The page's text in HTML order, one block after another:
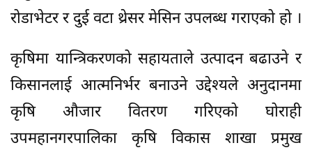
रोडाभेटर र दुई वटा थ्रेसर मेसिन उपलब्ध गराएको हो ।
कृषिमा यान्त्रिकरणको सहायताले उत्पादन बढाउने र
किसानलाई आत्मनिर्भर बनाउने उद्देश्यले अनुदानमा
कृषि औजार वितरण गरिएको घोराही
उपमहानगरपालिका कृषि विकास शाखा प्रमुख